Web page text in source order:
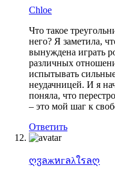
Chloe
Что такое
него? Я заметила,
вынуждена играть
различных
испытывать
неудачницей. И я
поняла, что
– это мой шаг к
Ответить
ღჳลжหгลλใรลღ